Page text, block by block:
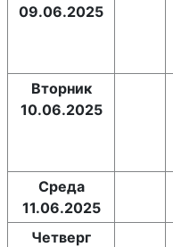
09.06.2025
Вторник
10.06.2025
Среда
11.06.2025
Четверг